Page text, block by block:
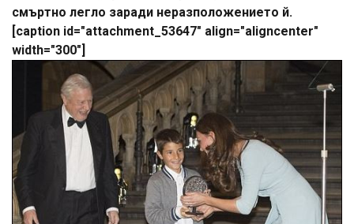
смъртно легло заради неразположението й.
[caption id="attachment_53647" align="aligncenter"
width="300"]